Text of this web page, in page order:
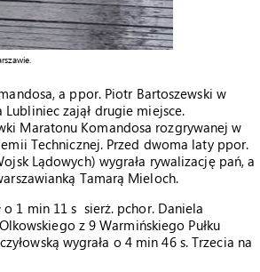
a ppor. Piotr Bartoszewski w
zajął drugie miejsce.
Maratonu Komandosa rozgrywanej w
Technicznej. Przed dwoma laty ppor.
Lądowych) wygrała rywalizację pań, a
Tamarą Mieloch.
o 1 min 11 s sierż. pchor. Daniela
z 9 Warmińskiego Pułku
wygrała o 4 min 46 s. Trzecia na